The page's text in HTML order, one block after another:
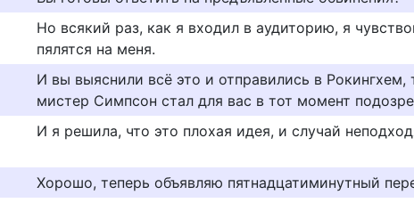
Но всякий раз, как я входил в аудиторию, я
пялятся на меня.
И вы выяснили всё это и отправились в Рокингхем,
мистер Симпсон стал для вас в тот момент
И я решила, что это плохая идея, и случай
Хорошо, теперь объявляю пятнадцатиминутный